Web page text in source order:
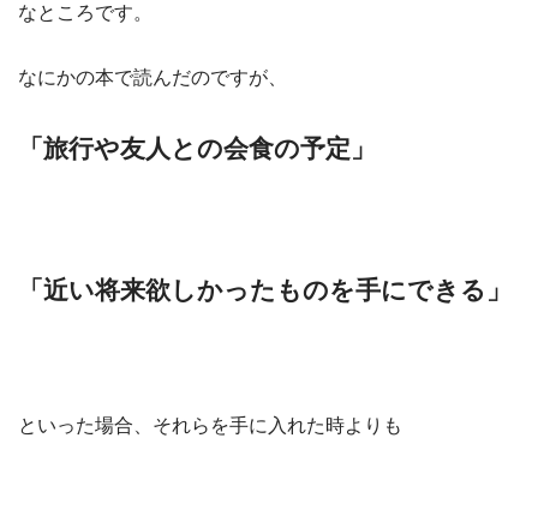
なところです。
なにかの本で読んだのですが、
「旅行や友人との会食の予定」
「近い将来欲しかったものを手にできる」
といった場合、それらを手に入れた時よりも